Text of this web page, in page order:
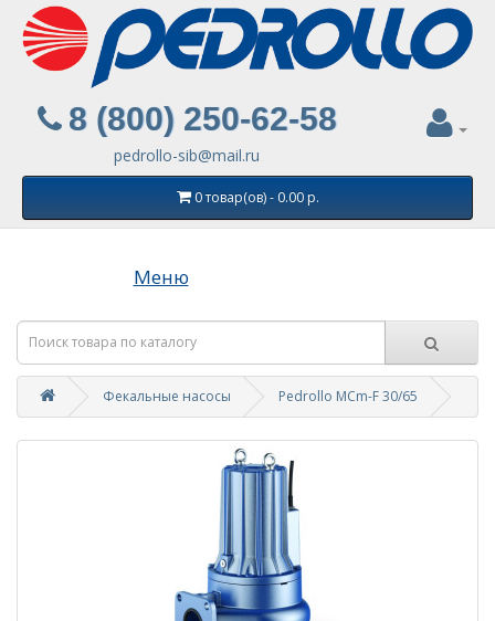
8 (800) 250-62-58
pedrollo-sib@mail.ru
0 товар(ов) - 0.00 р.
Меню
Фекальные насосы Pedrollo MCm-F 30/65